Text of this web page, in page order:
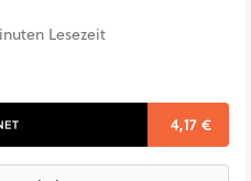
Lesezeit
4,17 €